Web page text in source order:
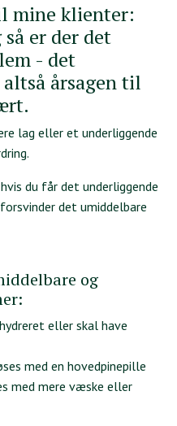
mine klienter:
er der det
- det
årsagen til
lag eller et underliggende
du får det underliggende
det umiddelbare
og
eller skal have
med en hovedpinepille
med mere væske eller